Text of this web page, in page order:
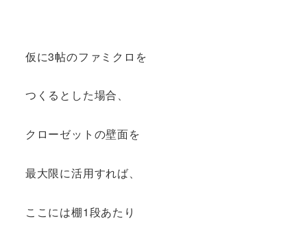
仮に3帖のファミクロを
つくるとした場合、
クローゼットの壁面を
最大限に活用すれば、
ここには棚1段あたり